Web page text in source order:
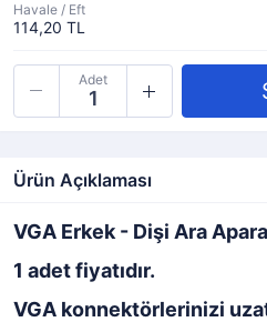
Havale / Eft
114,20 TL
Adet
Ürün Açıklaması
VGA Erkek - Dişi Ara
1 adet fiyatıdır.
VGA konnektörlerinizi